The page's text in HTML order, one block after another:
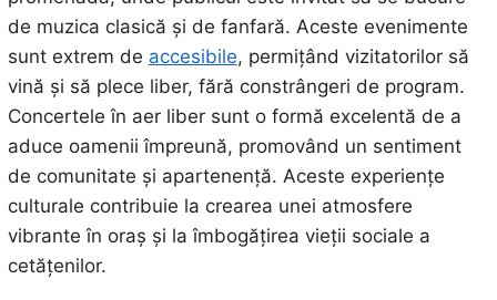
de muzica clasică și de fanfară. Aceste evenimente
sunt extrem de accesibile, permițând vizitatorilor să
vină și să plece liber, fără constrângeri de program.
Concertele în aer liber sunt o formă excelentă de a
aduce oamenii împreună, promovând un sentiment
de comunitate și apartenență. Aceste experiențe
culturale contribuie la crearea unei atmosfere
vibrante în oraș și la îmbogățirea vieții sociale a
cetățenilor.